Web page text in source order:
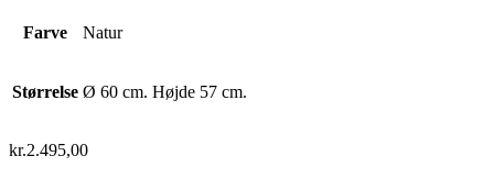
Farve Natur
Størrelse Ø 60 cm. Højde 57 cm.
kr.2.495,00